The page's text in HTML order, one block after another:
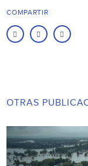
COMPARTIR
OTRAS